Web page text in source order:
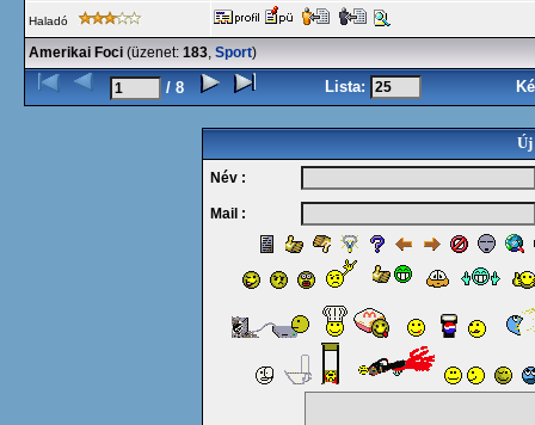
Haladó
Amerikai Foci (üzenet: 183, Sport)
/ 8 Lista:
Új
Név :
Mail :